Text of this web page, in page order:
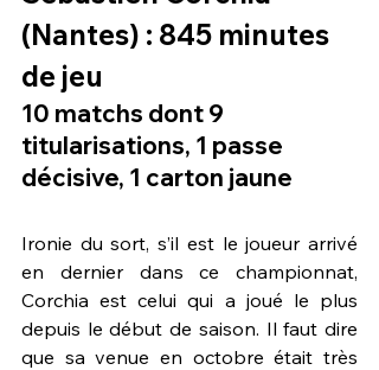
(Nantes) : 845 minutes
de jeu
10 matchs dont 9
titularisations, 1 passe
décisive, 1 carton jaune
Ironie du sort, s’il est le joueur arrivé
en dernier dans ce championnat,
Corchia est celui qui a joué le plus
depuis le début de saison. Il faut dire
que sa venue en octobre était très